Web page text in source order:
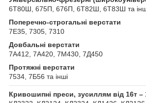
6Т80Ш, 675П, 676П, 6Т82Ш, 6Т83Ш та
Поперечно-строгальні верстати
7Е35, 7305, 7310
Довбальні верстати
7А412, 7А420, 7М430, 7Д450
Протяжні верстати
7534, 7Б56 та інші
Кривошипні преси, зусиллям від 16т –